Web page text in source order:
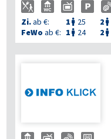
Zi.ab €: 1  25 2 
FeWo ab €: 1  24 2 